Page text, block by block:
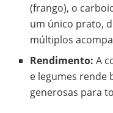
(frango), o
um único prato,
múltiplos
Rendimento: A
e legumes rende
generosas para